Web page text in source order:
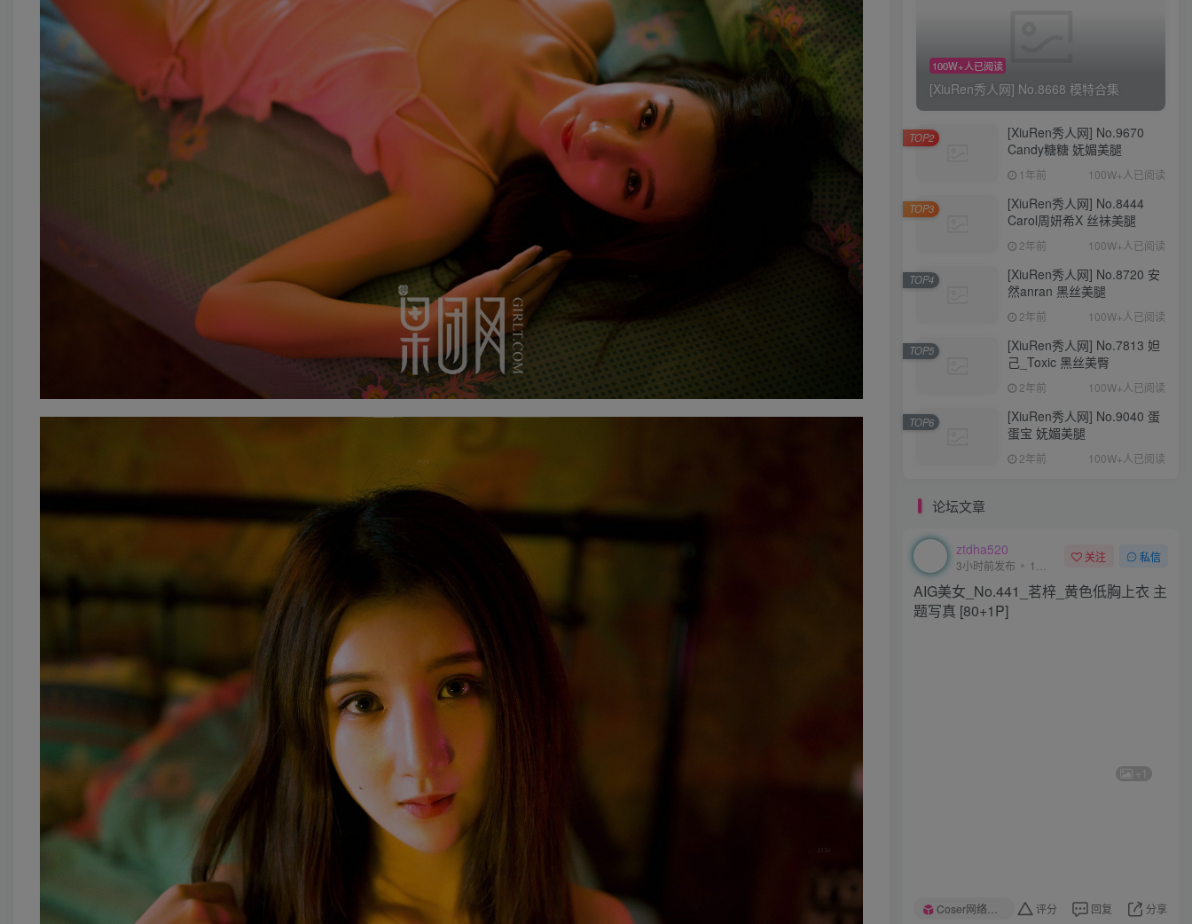
Coser网络美女 评分 回复
ztdha520 关注
主题写真 [64+1P]
Coser网络美女
ztdha520
3小时前发布
关注 私信
AIG美女_No.444_熙蕾学姐ruby_户外比
基尼 主题写真 [87+1P]
+1
100W+人已阅读
[XiuRen秀人网] No.8668 模特合集
[XiuRen秀人网] No.9670
Candy糖糖 妩媚美腿
1年前 100W+人已阅读
TOP2
[XiuRen秀人网] No.8444
Carol周妍希X 丝袜美腿
2年前 100W+人已阅读
TOP3
[XiuRen秀人网] No.8720 安
然anran 黑丝美腿
2年前 100W+人已阅读
TOP4
[XiuRen秀人网] No.7813 妲
己_Toxic 黑丝美臀
2年前 100W+人已阅读
TOP5
[XiuRen秀人网] No.9040 蛋
蛋宝 妩媚美腿
2年前 100W+人已阅读
TOP6
论坛文章
ztdha520
3小时前发布 1次阅读
关注 私信
AIG美女_No.441_茗梓_黄色低胸上衣 主
题写真 [80+1P]
+1
Coser网络美女 评分 回复 分享